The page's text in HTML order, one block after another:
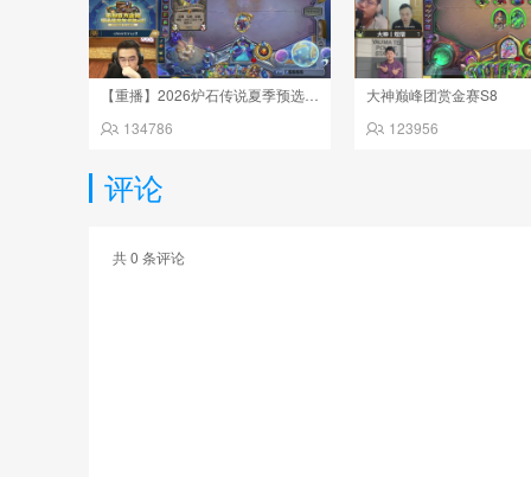
134786
大神巅峰团赏金赛S8
123956
评论
共0 条评论